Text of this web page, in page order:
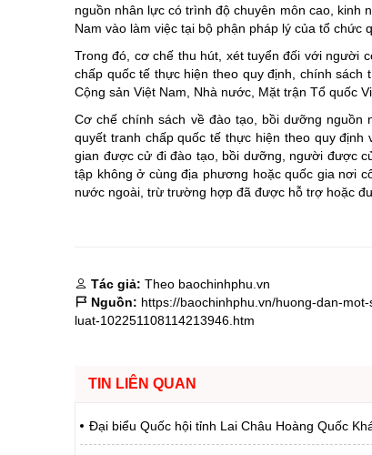
nguồn nhân lực có trình độ chuyên môn cao, kinh
Nam vào làm việc tại bộ phận pháp lý của tổ chức
Trong đó, cơ chế thu hút, xét tuyển đối với người
chấp quốc tế thực hiện theo quy định, chính
Cộng sản Việt Nam, Nhà nước, Mặt trận Tổ quốc
Cơ chế chính sách về đào tạo, bồi dưỡng nguồn
quyết tranh chấp quốc tế thực hiện theo quy
gian được cử đi đào tạo, bồi dưỡng, người được
tập không ở cùng địa phương hoặc quốc gia nơi
nước ngoài, trừ trường hợp đã được hỗ trợ hoặc
Tác giả: Theo baochinhphu.vn
Nguồn: https://baochinhphu.vn/huong-dan-
luat-102251108114213946.htm
TIN LIÊN QUAN
Đại biểu Quốc hội tỉnh Lai Châu Hoàng Quốc